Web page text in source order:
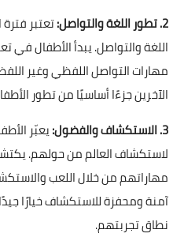
2. تطور اللغة والتواصل:
تعتبر
اللغة والتواصل. يبدأ الأطفال في
مهارات التواصل اللفظي وغير
الآخرين جزءًا أساسيًا من تطور
3. الاستكشاف والفضول:
يعبّر
لاستكشاف العالم من حولهم.
مهاراتهم من خلال اللعب
آمنة ومحفزة للاستكشاف خيارًا
نطاق تجربتهم.